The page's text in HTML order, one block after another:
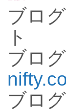
ブロ
ト
ブロ
ブロ